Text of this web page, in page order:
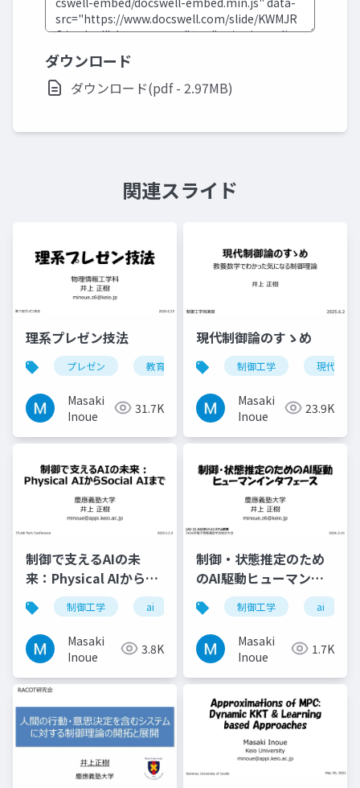
ダウンロード
ダウンロード(pdf - 2.97MB)
関連スライド
理系プレゼン技法
プレゼン 教育 物理情報工学科
Masaki
Inoue
31.7K
現代制御論のすゝめ
制御工学 現代制御
Masaki
Inoue
23.9K
制御で支えるAIの未
来：Physical AIから
Social AIまで
制御工学 ai フィジカルai ソーシャルai
Masaki
Inoue
3.8K
制御・状態推定のため
のAI駆動ヒューマンイ
ンタフェース
制御工学 ai
Masaki
Inoue
1.7K